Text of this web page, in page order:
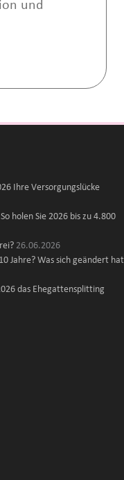
und
Ihre Versorgungslücke
holen Sie 2026 bis zu 4.800
26.06.2026
Jahre? Was sich geändert hat
das Ehegattensplitting